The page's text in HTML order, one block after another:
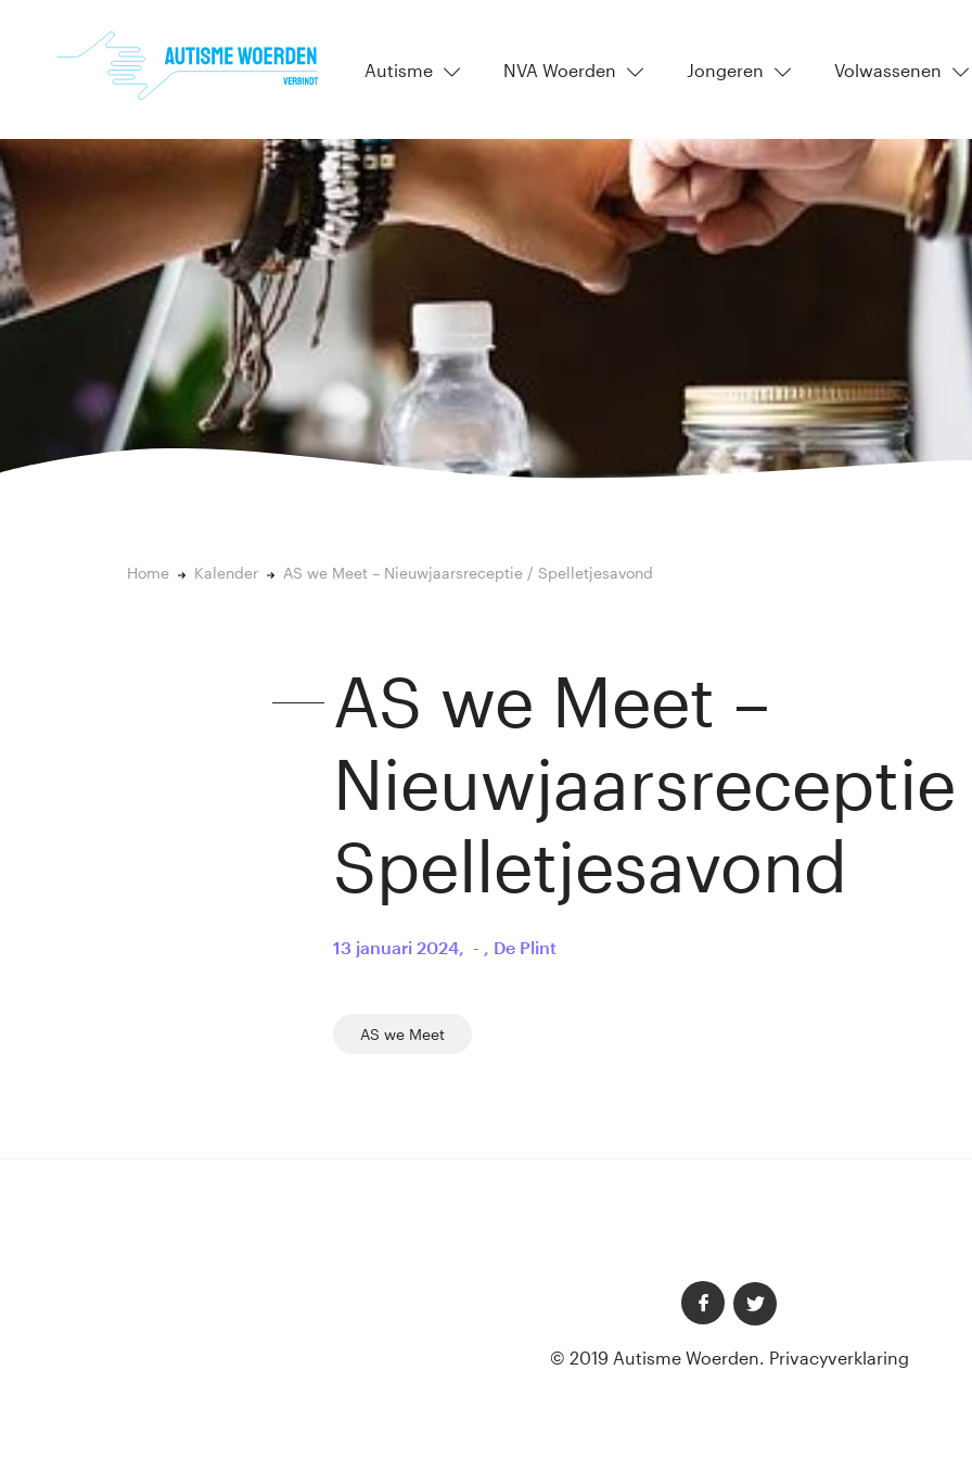
Autisme NVA Woerden Jongeren Volwassenen
Home Kalender AS we Meet – Nieuwjaarsreceptie / Spelletjesavond
AS we Meet –
Spelletjesavond
13 januari 2024, - , De Plint
AS we Meet
© 2019 Autisme Woerden. Privacyverklaring